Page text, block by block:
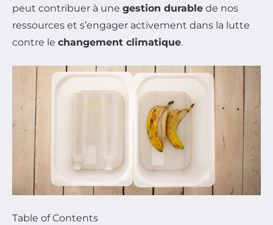
peut contribuer à une gestion durable de nos
ressources et s’engager activement dans la lutte
contre le changement climatique.
Table of Contents